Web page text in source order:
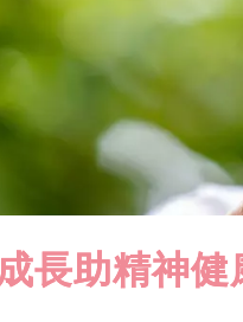
長助精神